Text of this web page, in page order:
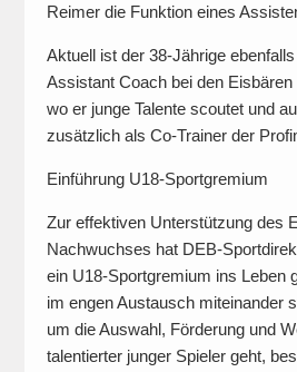
Reimer die Funktion eines
Aktuell ist der 38-Jährige
Assistant Coach bei den Eisbären
wo er junge Talente scoutet und
zusätzlich als Co-Trainer der
Einführung U18-Sportgremium
Zur effektiven Unterstützung des
Nachwuchses hat DEB-
ein U18-Sportgremium ins Leben
im engen Austausch miteinander
um die Auswahl, Förderung und
talentierter junger Spieler geht,